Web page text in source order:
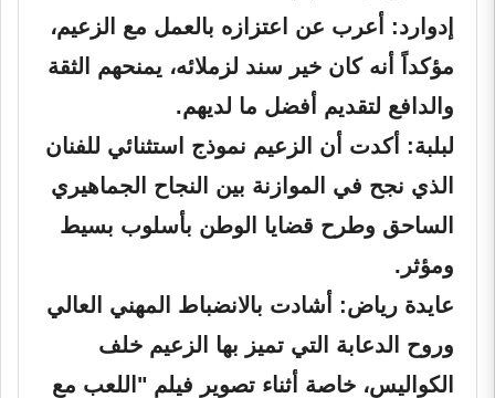
إدوارد: أعرب عن اعتزازه بالعمل مع الزعيم،
مؤكداً أنه كان خير سند لزملائه، يمنحهم الثقة
والدافع لتقديم أفضل ما لديهم.
لبلبة: أكدت أن الزعيم نموذج استثنائي للفنان
الذي نجح في الموازنة بين النجاح الجماهيري
الساحق وطرح قضايا الوطن بأسلوب بسيط
ومؤثر.
عايدة رياض: أشادت بالانضباط المهني العالي
وروح الدعابة التي تميز بها الزعيم خلف
الكواليس، خاصة أثناء تصوير فيلم "اللعب مع